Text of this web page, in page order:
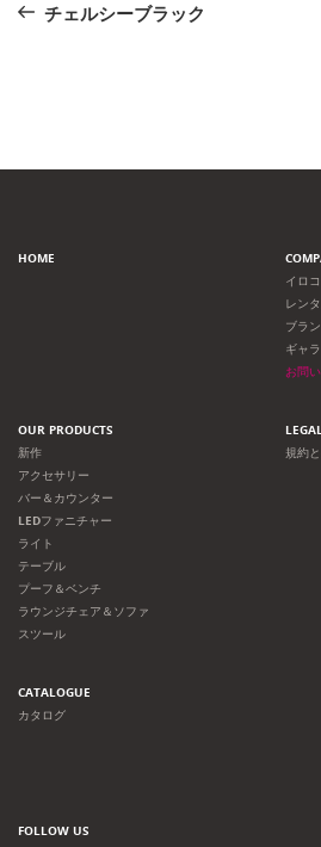
稿
ゲ
シ
チェルシーブラック
HOME
イロ
レン
ブラ
ギャ
お問
OUR PRODUCTS
新作
アクセサリー
バー＆カウンター
LEDファニチャー
ライト
テーブル
プーフ＆ベンチ
ラウンジチェア＆ソファ
スツール
規約
CATALOGUE
カタログ
FOLLOW US